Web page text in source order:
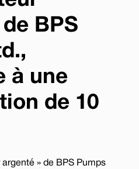
BPS
à une
de 10